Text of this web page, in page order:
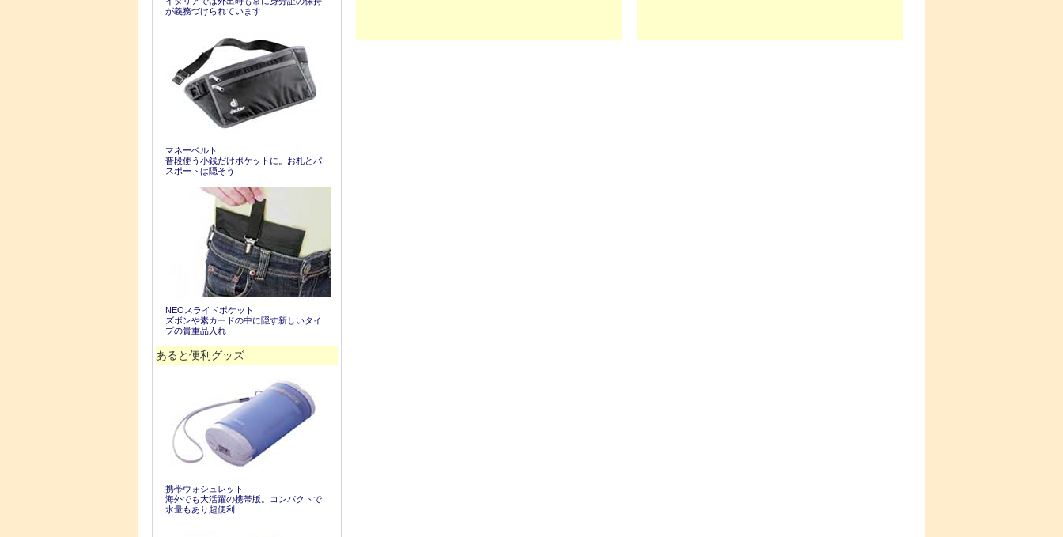
が義務づけられています
マネーベルト
普段使う小銭だけポケットに。お札とパ
スポートは隠そう
NEOスライドポケット
ズボンや素カードの中に隠す新しいタイ
プの貴重品入れ
あると便利グッズ
携帯ウォシュレット
海外でも大活躍の携帯版。コンパクトで
水量もあり超便利